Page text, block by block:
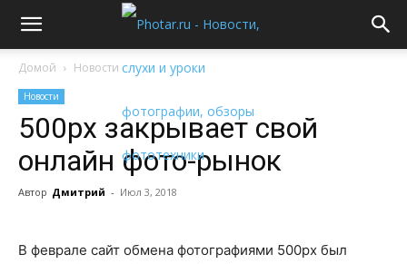
Домой Новости
Новости
500px закрывает свой
онлайн фото-рынок
Автор Дмитрий - Июл 3, 2018
В феврале сайт обмена фотографиями 500px был